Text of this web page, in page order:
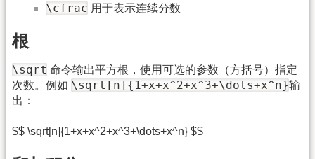
\cfrac 用于表示连续分数
根
\sqrt 命令输出平方根，使用可选的参数（方括号）指定
次数。例如 \sqrt[n]{1+x+x^2+x^3+\dots+x^n}输
出：
$$ \sqrt[n]{1+x+x^2+x^3+\dots+x^n} $$